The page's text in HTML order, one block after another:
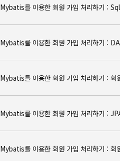
Mybatis를 이용한 회원 가입 처리하
Mybatis를 이용한 회원 가입 처리하
Mybatis를 이용한 회원 가입 처리하
Mybatis를 이용한 회원 가입 처리하
Mybatis를 이용한 회원 가입 처리하